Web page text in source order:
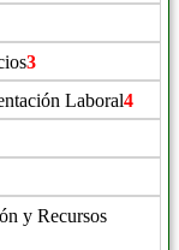
3
Laboral4
y Recursos